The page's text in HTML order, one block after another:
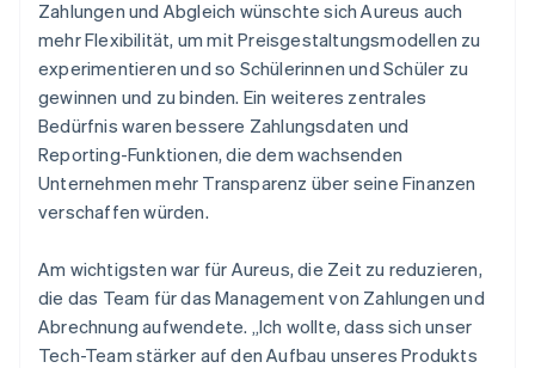
Zahlungen und Abgleich wünschte sich Aureus auch
mehr Flexibilität, um mit Preisgestaltungsmodellen zu
experimentieren und so Schülerinnen und Schüler zu
gewinnen und zu binden. Ein weiteres zentrales
Bedürfnis waren bessere Zahlungsdaten und
Reporting-Funktionen, die dem wachsenden
Unternehmen mehr Transparenz über seine Finanzen
verschaffen würden.
Am wichtigsten war für Aureus, die Zeit zu reduzieren,
die das Team für das Management von Zahlungen und
Abrechnung aufwendete. „Ich wollte, dass sich unser
Tech-Team stärker auf den Aufbau unseres Produkts